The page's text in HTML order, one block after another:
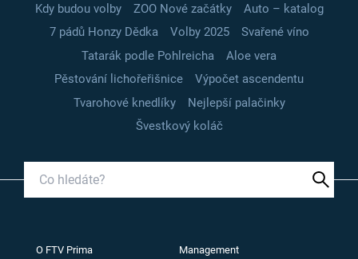
Kdy budou volby
ZOO Nové začátky
Auto – katalog
7 pádů Honzy Dědka
Volby 2025
Svařené víno
Tatarák podle Pohlreicha
Aloe vera
Pěstování lichořeřišnice
Výpočet ascendentu
Tvarohové knedlíky
Nejlepší palačinky
Švestkový koláč
O FTV Prima Management